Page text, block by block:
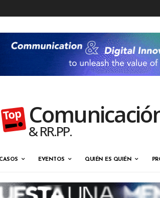
& RR.PP.
CASOS EVENTOS QUIÉN ES QUIÉN